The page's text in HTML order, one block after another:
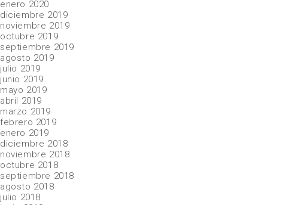
enero 2020
diciembre 2019
noviembre 2019
octubre 2019
septiembre 2019
agosto 2019
julio 2019
junio 2019
mayo 2019
abril 2019
marzo 2019
febrero 2019
enero 2019
diciembre 2018
noviembre 2018
octubre 2018
septiembre 2018
agosto 2018
julio 2018